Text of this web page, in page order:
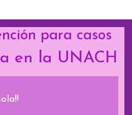
para casos
en la UNACH